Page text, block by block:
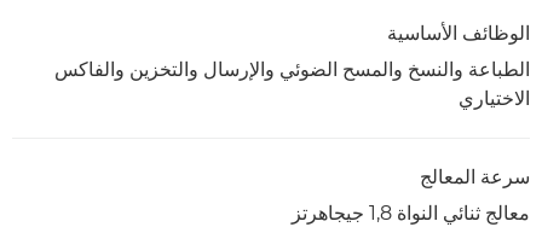
الوظائف الأساسية
الطباعة والنسخ والمسح الضوئي والإرسال والتخزين والفاكس
الاختياري
سرعة المعالج
معالج ثنائي النواة 1,8 جيجاهرتز